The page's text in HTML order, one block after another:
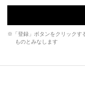
※「登録」ボタンをクリックす
ものとみなします